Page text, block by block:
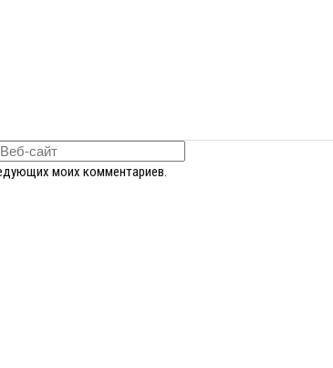
моих комментариев.